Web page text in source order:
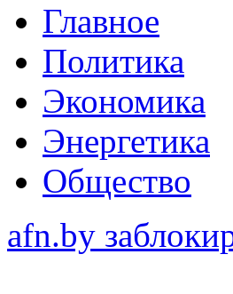
Главное
Политика
Экономика
Энергетика
Общество
afn.by